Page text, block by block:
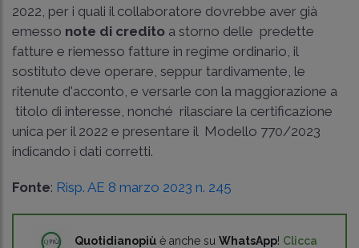
2022, per i quali il collaboratore dovrebbe aver già
emesso note di credito a storno delle predette
fatture e riemesso fatture in regime ordinario, il
sostituto deve operare, seppur tardivamente, le
ritenute d'acconto, e versarle con la maggiorazione a
titolo di interesse, nonché rilasciare la certificazione
unica per il 2022 e presentare il Modello 770/2023
indicando i dati corretti.
Fonte: Risp. AE 8 marzo 2023 n. 245
Quotidianopiù è anche su WhatsApp! Clicca